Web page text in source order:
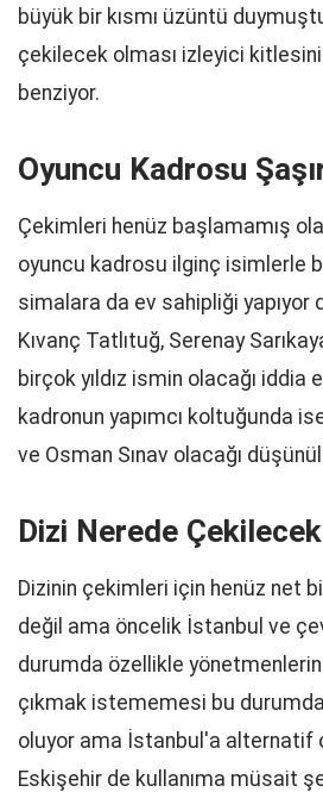
büyük bir kısmı üzüntü
çekilecek olması izleyici
benziyor.
Oyuncu Kadrosu
Çekimleri henüz başlamamış
oyuncu kadrosu ilginç isimlerle
simalara da ev sahipliği yapıyor
Kıvanç Tatlıtuğ, Serenay
birçok yıldız ismin olacağı iddia
kadronun yapımcı koltuğunda
ve Osman Sınav olacağı
Dizi Nerede Çekilecek
Dizinin çekimleri için henüz net
değil ama öncelik İstanbul ve
durumda özellikle yönetmenlerin
çıkmak istememesi bu
oluyor ama İstanbul'a alternatif
Eskişehir de kullanıma müsait